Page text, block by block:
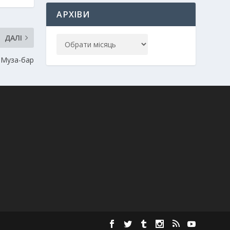
ДАЛІ
Муза-бар
АРХІВИ